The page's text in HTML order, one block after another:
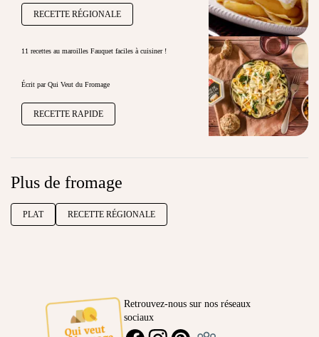
RECETTE RÉGIONALE
11 recettes au maroilles Fauquet faciles à cuisiner !
Écrit par Qui Veut du Fromage
RECETTE RAPIDE
Plus de fromage
PLAT RECETTE RÉGIONALE
Retrouvez-nous sur nos réseaux
sociaux
FACEBOOKINSTAGRAMPINTEREST